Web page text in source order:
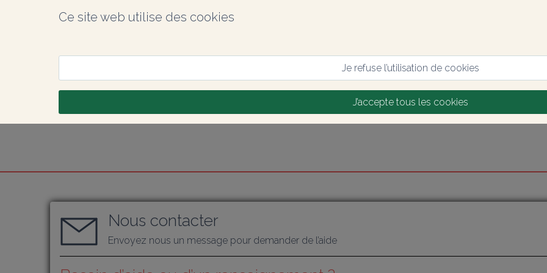
Ce site web utilise des cookies
Je refuse l’utilisation de cookies
J’accepte tous les cookies
Nous contacter
Envoyez nous un message pour demander de l’aide